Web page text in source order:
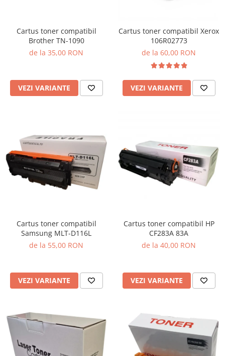
Cartus toner compatibil
Brother TN-1090
de la 35,00 RON
VEZI VARIANTE
Cartus toner compatibil Xerox
106R02773
de la 60,00 RON
VEZI VARIANTE
Cartus toner compatibil
Samsung MLT-D116L
de la 55,00 RON
VEZI VARIANTE
Cartus toner compatibil HP
CF283A 83A
de la 40,00 RON
VEZI VARIANTE